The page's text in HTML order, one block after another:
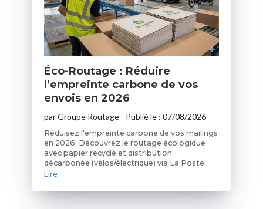
Éco-Routage : Réduire
l’empreinte carbone de vos
envois en 2026
parGroupe Routage - Publié le : 07/08/2026
Réduisez l'empreinte carbone de vos mailings
en 2026. Découvrez le routage écologique
avec papier recyclé et distribution
décarbonée (vélos/électrique) via La Poste.
Lire